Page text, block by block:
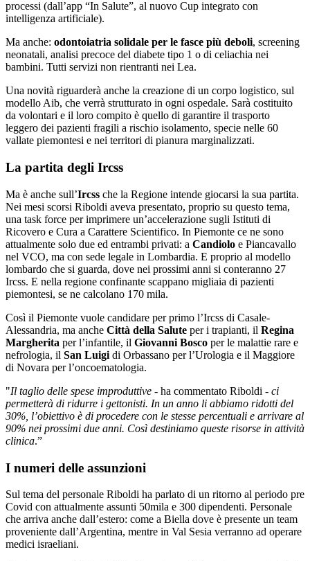
processi (dall’app “In Salute”, al nuovo Cup integrato con
intelligenza artificiale).
Ma anche: odontoiatria solidale per le fasce più deboli, screening
neonatali, analisi precoce del diabete tipo 1 o di celiachia nei
bambini. Tutti servizi non rientranti nei Lea.
Una novità riguarderà anche la creazione di un corpo logistico, sul
modello Aib, che verrà strutturato in ogni ospedale. Sarà costituito
da volontari e il loro compito è quello di garantire il trasporto
leggero dei pazienti fragili a rischio isolamento, specie nelle 60
vallate piemontesi e nei territori di pianura marginalizzati.
La partita degli Ircss
Ma è anche sull’Ircss che la Regione intende giocarsi la sua partita.
Nei mesi scorsi Riboldi aveva presentato, proprio su questo tema,
una task force per imprimere un’accelerazione sugli Istituti di
Ricovero e Cura a Carattere Scientifico. In Piemonte ce ne sono
attualmente solo due ed entrambi privati: a Candiolo e Piancavallo
nel VCO, ma con sede legale in Lombardia. E proprio al modello
lombardo che si guarda, dove nei prossimi anni si conteranno 27
Ircss. E nella regione confinante scappano migliaia di pazienti
piemontesi, se ne calcolano 170 mila.
Così il Piemonte vuole candidare per primo l’Ircss di Casale-
Alessandria, ma anche Città della Salute per i trapianti, il Regina
Margherita per l’infantile, il Giovanni Bosco per le malattie rare e
nefrologia, il San Luigi di Orbassano per l’Urologia e il Maggiore
di Novara per l’oncoematologia.
"Il taglio delle spese improduttive - ha commentato Riboldi - ci
permetterà di ridurre i gettonisti. In un anno li abbiamo ridotti del
30%, l’obiettivo è di procedere con le stesse percentuali e arrivare al
90% nei prossimi due anni. Così destiniamo queste risorse in attività
clinica.”
I numeri delle assunzioni
Sul tema del personale Riboldi ha parlato di un ritorno al periodo pre
Covid con attualmente assunti 50mila e 300 dipendenti. Personale
che arriva anche dall’estero: come a Biella dove è presente un team
proveniente dall’Argentina, mentre in Val Sesia verranno ad operare
medici israeliani.